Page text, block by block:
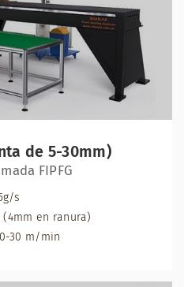
de 5-30mm)
FIPFG
s
en ranura)
30 m/min